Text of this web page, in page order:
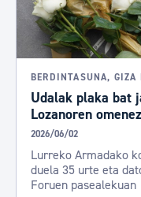
BERDINTASUNA,
Udalak plaka bat
Lozanoren omenez
2026/06/02
Lurreko Armadako
duela 35 urte eta
Foruen pasealekuan